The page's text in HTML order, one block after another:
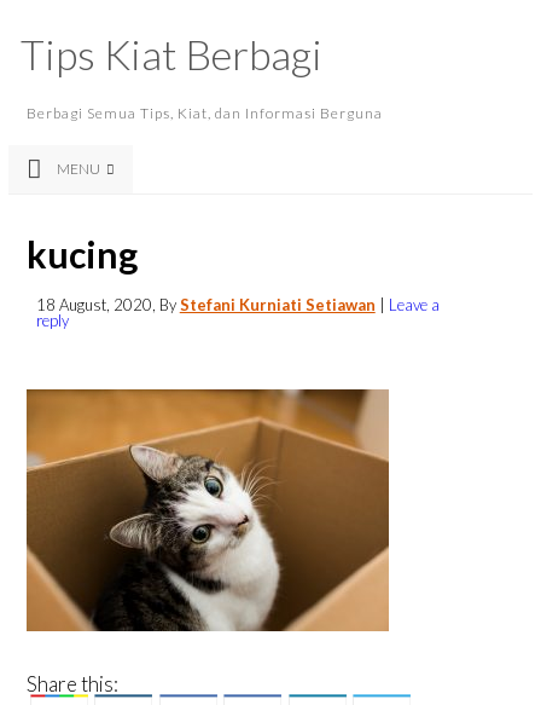
Tips Kiat Berbagi
Berbagi Semua Tips, Kiat, dan Informasi Berguna
MENU
kucing
18 August, 2020 , ByStefani Kurniati Setiawan
Leave a
reply
Share this: